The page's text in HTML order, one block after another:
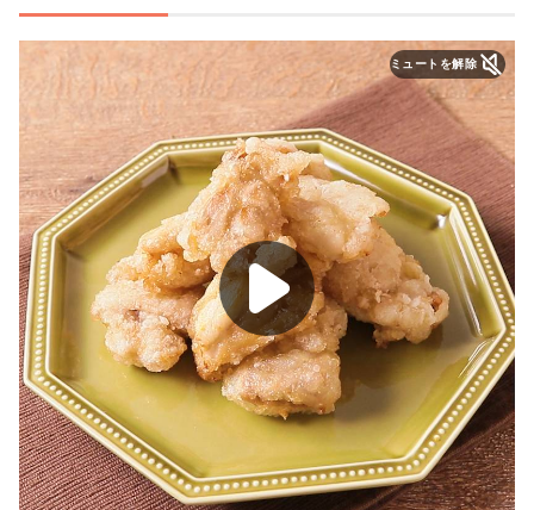
ミュートを解除